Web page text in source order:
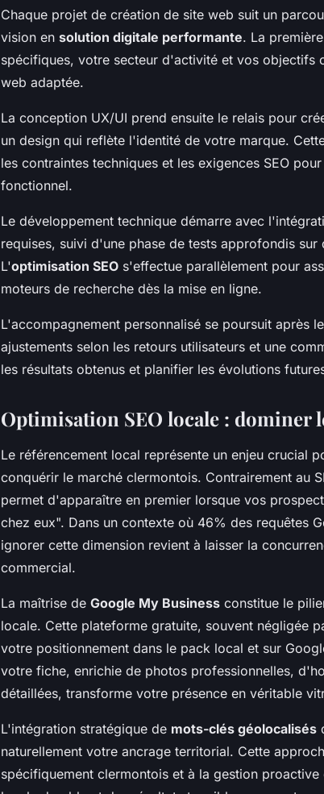
Chaque projet de création de site web suit un
vision en solution digitale performante. La
spécifiques, votre secteur d'activité et vos objectifs
web adaptée.
La conception UX/UI prend ensuite le relais pour
un design qui reflète l'identité de votre marque.
les contraintes techniques et les exigences SEO
fonctionnel.
Le développement technique démarre avec
requises, suivi d'une phase de tests approfondis
L'optimisation SEO s'effectue parallèlement pour
moteurs de recherche dès la mise en ligne.
L'accompagnement personnalisé se poursuit après
ajustements selon les retours utilisateurs et une
les résultats obtenus et planifier les évolutions
Optimisation SEO locale : dominer
Le référencement local représente un enjeu crucial
conquérir le marché clermontois. Contrairement au
permet d'apparaître en premier lorsque vos
chez eux". Dans un contexte où 46% des requêtes
ignorer cette dimension revient à laisser la
commercial.
La maîtrise de Google My Business constitue le
locale. Cette plateforme gratuite, souvent négligée
votre positionnement dans le pack local et sur
votre fiche, enrichie de photos professionnelles,
détaillées, transforme votre présence en véritable
L'intégration stratégique de mots-clés géolocalisés
naturellement votre ancrage territorial. Cette
spécifiquement clermontois et à la gestion